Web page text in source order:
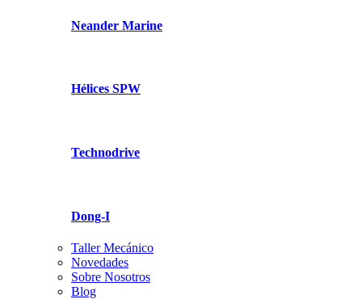
Neander Marine
Hélices SPW
Technodrive
Dong-I
Taller Mecánico
Novedades
Sobre Nosotros
Blog